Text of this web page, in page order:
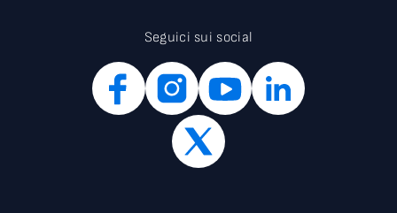
Seguici sui social